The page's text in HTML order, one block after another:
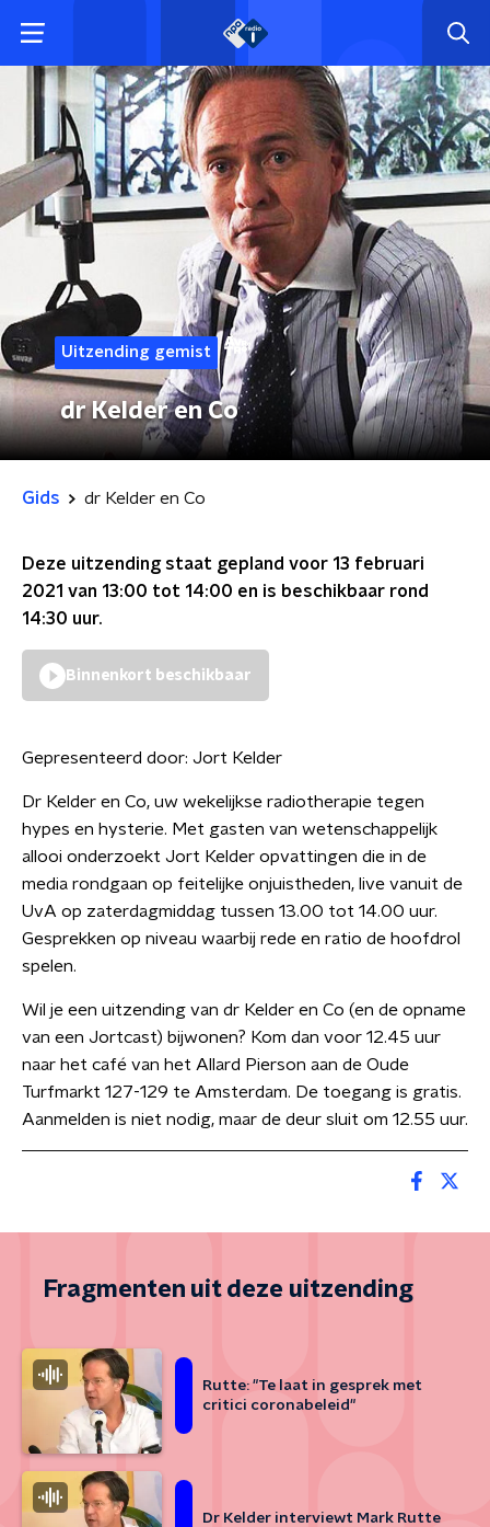
Uitzending gemist
dr Kelder en Co
Gids dr Kelder en Co
Deze uitzending staat gepland voor 13 februari
2021 van 13:00 tot 14:00 en is beschikbaar rond
14:30 uur.
Binnenkort beschikbaar
Gepresenteerd door: Jort Kelder
Dr Kelder en Co, uw wekelijkse radiotherapie tegen
hypes en hysterie. Met gasten van wetenschappelijk
allooi onderzoekt Jort Kelder opvattingen die in de
media rondgaan op feitelijke onjuistheden, live vanuit de
UvA op zaterdagmiddag tussen 13.00 tot 14.00 uur.
Gesprekken op niveau waarbij rede en ratio de hoofdrol
spelen.
Wil je een uitzending van dr Kelder en Co (en de opname
van een Jortcast) bijwonen? Kom dan voor 12.45 uur
naar het café van het Allard Pierson aan de Oude
Turfmarkt 127-129 te Amsterdam. De toegang is gratis.
Aanmelden is niet nodig, maar de deur sluit om 12.55 uur.
Fragmenten uit deze uitzending
Rutte: "Te laat in gesprek met
critici coronabeleid"
Dr Kelder interviewt Mark Rutte